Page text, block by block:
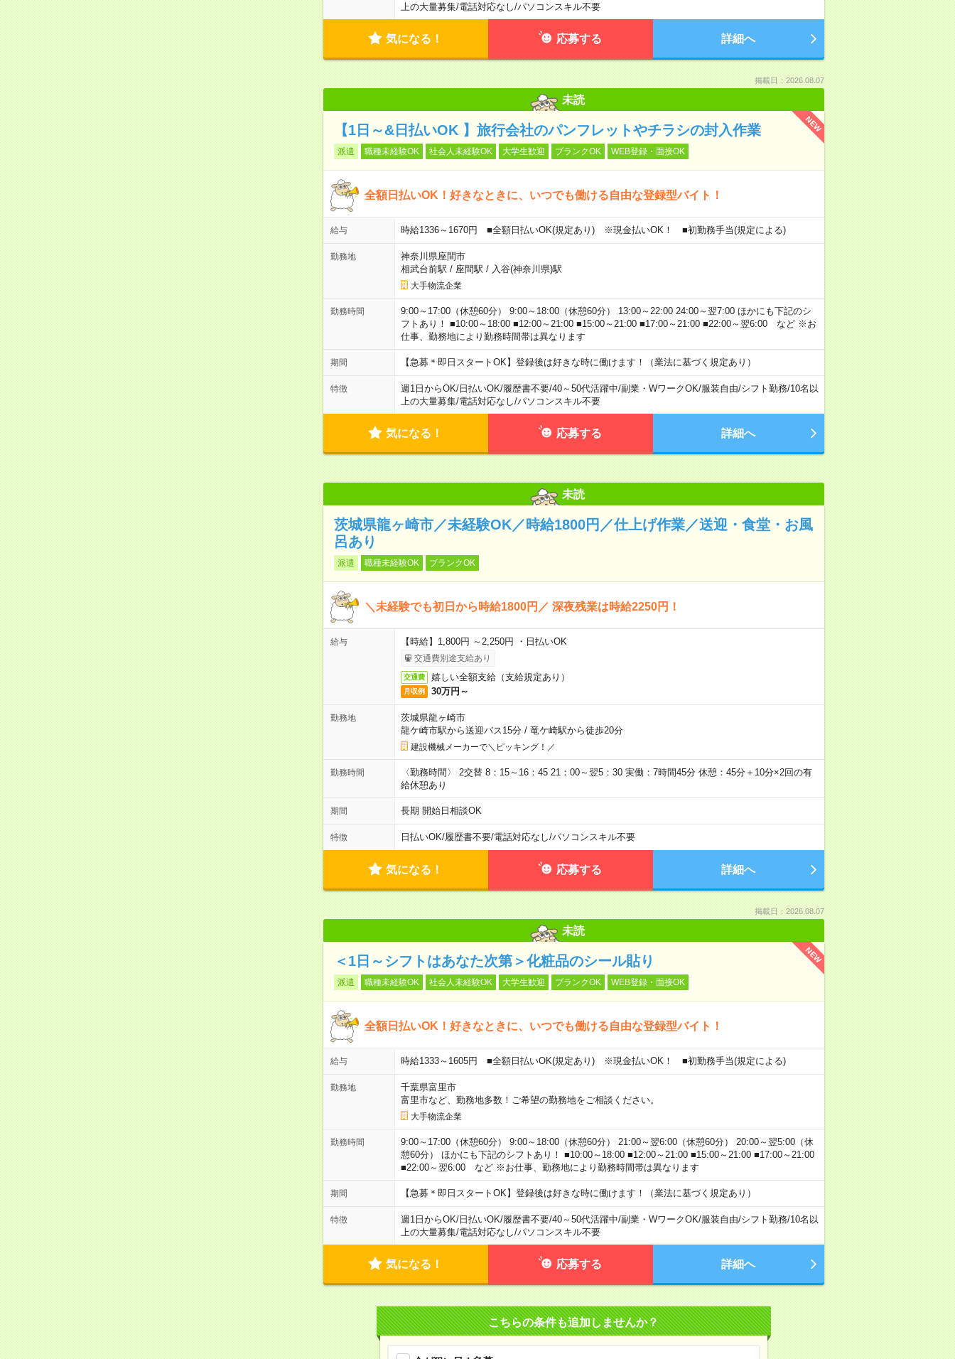
上の大量募集/電話対応なし/パソコンスキル不要
気になる！ 応募する 詳細へ
掲載日：2026.08.07
未読
NEW
【1日～&日払いOK 】旅行会社のパンフレットやチラシの封入作業
派遣 職種未経験OK 社会人未経験OK 大学生歓迎 ブランクOK WEB登録・面接OK
全額日払いOK！好きなときに、いつでも働ける自由な登録型バイト！
給与 時給1336～1670円 ■全額日払いOK(規定あり) ※現金払いOK！ ■初勤務手当(規定による)
勤務地
神奈川県座間市
相武台前駅 / 座間駅 / 入谷(神奈川県)駅
大手物流企業
勤務時間
9:00～17:00（休憩60分） 9:00～18:00（休憩60分） 13:00～22:00 24:00～翌7:00 ほかにも下記のシ
フトあり！ ■10:00～18:00 ■12:00～21:00 ■15:00～21:00 ■17:00～21:00 ■22:00～翌6:00 など ※お
仕事、勤務地により勤務時間帯は異なります
期間 【急募＊即日スタートOK】登録後は好きな時に働けます！（業法に基づく規定あり）
特徴 週1日からOK/日払いOK/履歴書不要/40～50代活躍中/副業・WワークOK/服装自由/シフト勤務/10名以
上の大量募集/電話対応なし/パソコンスキル不要
気になる！ 応募する 詳細へ
未読
茨城県龍ヶ崎市／未経験OK／時給1800円／仕上げ作業／送迎・食堂・お風
呂あり
派遣 職種未経験OK ブランクOK
＼未経験でも初日から時給1800円／ 深夜残業は時給2250円！
給与 【時給】1,800円 ～2,250円 ・日払いOK
交通費別途支給あり
交通費 嬉しい全額支給（支給規定あり）
月収例 30万円～
勤務地
茨城県龍ヶ崎市
龍ケ崎市駅から送迎バス15分/ 竜ケ崎駅から徒歩20分
建設機械メーカーで＼ピッキング！／
勤務時間
〈勤務時間〉 2交替 8：15～16：45 21：00～翌5：30 実働：7時間45分 休憩：45分＋10分×2回の有
給休憩あり
期間 長期 開始日相談OK
特徴 日払いOK/履歴書不要/電話対応なし/パソコンスキル不要
気になる！ 応募する 詳細へ
掲載日：2026.08.07
未読
NEW
＜1日～シフトはあなた次第＞化粧品のシール貼り
派遣 職種未経験OK 社会人未経験OK 大学生歓迎 ブランクOK WEB登録・面接OK
全額日払いOK！好きなときに、いつでも働ける自由な登録型バイト！
給与 時給1333～1605円 ■全額日払いOK(規定あり) ※現金払いOK！ ■初勤務手当(規定による)
勤務地
千葉県富里市
富里市など、勤務地多数！ご希望の勤務地をご相談ください。
大手物流企業
勤務時間
9:00～17:00（休憩60分） 9:00～18:00（休憩60分） 21:00～翌6:00（休憩60分） 20:00～翌5:00（休
憩60分） ほかにも下記のシフトあり！ ■10:00～18:00 ■12:00～21:00 ■15:00～21:00 ■17:00～21:00
■22:00～翌6:00 など ※お仕事、勤務地により勤務時間帯は異なります
期間 【急募＊即日スタートOK】登録後は好きな時に働けます！（業法に基づく規定あり）
特徴 週1日からOK/日払いOK/履歴書不要/40～50代活躍中/副業・WワークOK/服装自由/シフト勤務/10名以
上の大量募集/電話対応なし/パソコンスキル不要
気になる！ 応募する 詳細へ
こちらの条件も追加しませんか？